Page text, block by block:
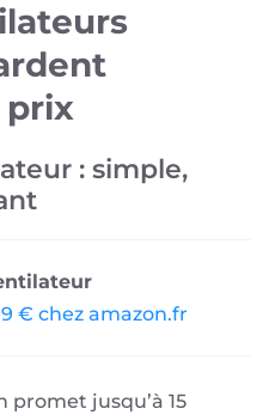
prix
: simple,
€ chez amazon.fr
promet jusqu’à 15